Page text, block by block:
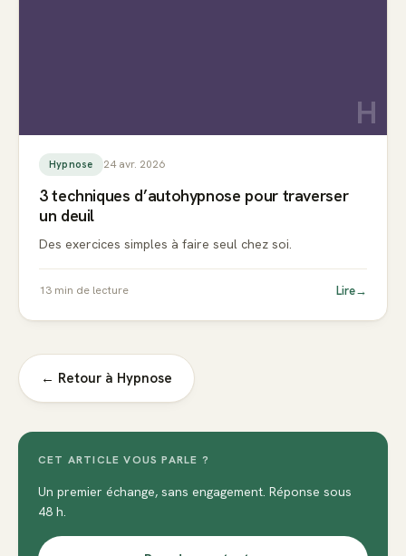
H
Hypnose 24 avr. 2026
3 techniques d’autohypnose pour traverser
un deuil
Des exercices simples à faire seul chez soi.
13 min de lecture Lire→
← Retour à Hypnose
CET ARTICLE VOUS PARLE ?
Un premier échange, sans engagement. Réponse sous
48 h.